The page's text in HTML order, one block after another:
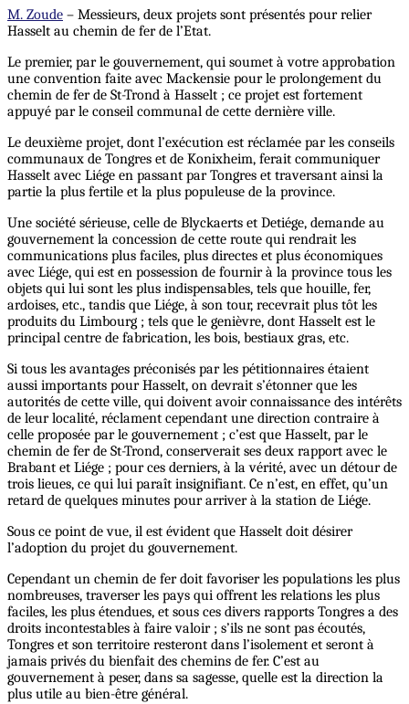
M. Zoude – Messieurs, deux projets sont présentés pour relier
Hasselt au chemin de fer de l’Etat.
Le premier, par le gouvernement, qui soumet à votre approbation
une convention faite avec Mackensie pour le prolongement du
chemin de fer de St-Trond à Hasselt ; ce projet est fortement
appuyé par le conseil communal de cette dernière ville.
Le deuxième projet, dont l’exécution est réclamée par les conseils
communaux de Tongres et de Konixheim, ferait communiquer
Hasselt avec Liége en passant par Tongres et traversant ainsi la
partie la plus fertile et la plus populeuse de la province.
Une société sérieuse, celle de Blyckaerts et Detiége, demande au
gouvernement la concession de cette route qui rendrait les
communications plus faciles, plus directes et plus économiques
avec Liége, qui est en possession de fournir à la province tous les
objets qui lui sont les plus indispensables, tels que houille, fer,
ardoises, etc., tandis que Liége, à son tour, recevrait plus tôt les
produits du Limbourg ; tels que le genièvre, dont Hasselt est le
principal centre de fabrication, les bois, bestiaux gras, etc.
Si tous les avantages préconisés par les pétitionnaires étaient
aussi importants pour Hasselt, on devrait s’étonner que les
autorités de cette ville, qui doivent avoir connaissance des intérêts
de leur localité, réclament cependant une direction contraire à
celle proposée par le gouvernement ; c’est que Hasselt, par le
chemin de fer de St-Trond, conserverait ses deux rapport avec le
Brabant et Liége ; pour ces derniers, à la vérité, avec un détour de
trois lieues, ce qui lui paraît insignifiant. Ce n’est, en effet, qu’un
retard de quelques minutes pour arriver à la station de Liége.
Sous ce point de vue, il est évident que Hasselt doit désirer
l’adoption du projet du gouvernement.
Cependant un chemin de fer doit favoriser les populations les plus
nombreuses, traverser les pays qui offrent les relations les plus
faciles, les plus étendues, et sous ces divers rapports Tongres a des
droits incontestables à faire valoir ; s’ils ne sont pas écoutés,
Tongres et son territoire resteront dans l’isolement et seront à
jamais privés du bienfait des chemins de fer. C’est au
gouvernement à peser, dans sa sagesse, quelle est la direction la
plus utile au bien-être général.